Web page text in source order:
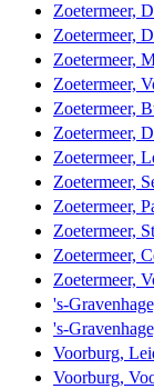
Zoetermeer,
Zoetermeer,
Zoetermeer,
Zoetermeer,
Zoetermeer,
Zoetermeer,
Zoetermeer,
Zoetermeer,
Zoetermeer,
Zoetermeer,
Zoetermeer,
Zoetermeer,
's-
's-
Voorburg,
Voorburg,